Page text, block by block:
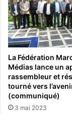
La Fédération
Médias lance un
rassembleur et
tourné vers
(communiqué)
3 mai 2023